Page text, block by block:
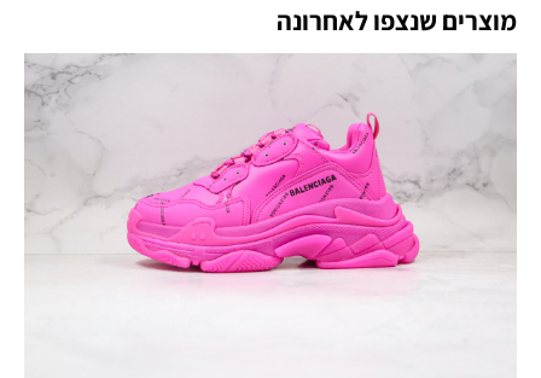
מוצרים שנצפו לאחרונה